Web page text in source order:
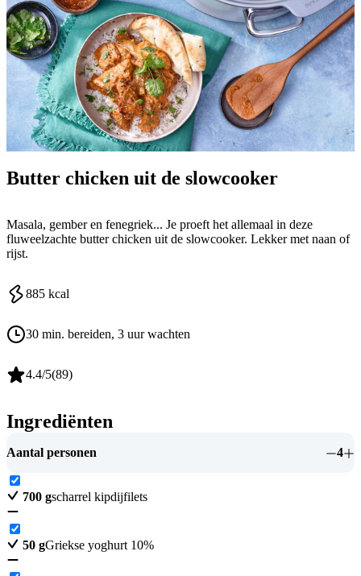
Butter chicken uit de slowcooker
Masala, gember en fenegriek... Je proeft het allemaal in deze
fluweelzachte butter chicken uit de slowcooker. Lekker met naan of
rijst.
885 kcal
30 min. bereiden, 3 uur wachten
4.4/5(89)
Ingrediënten
Aantal personen 4
700 gscharrel kipdijfilets
50 gGriekse yoghurt 10%